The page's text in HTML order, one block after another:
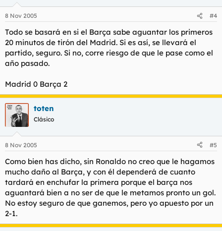
8 Nov 2005 #4
Todo se basará en si el Barça sabe aguantar los primeros
20 minutos de tirón del Madrid. Si es así, se llevará el
partido, seguro. Si no, corre riesgo de que le pase como el
año pasado.
Madrid 0 Barça 2
toten
Clásico
8 Nov 2005 #5
Como bien has dicho, sin Ronaldo no creo que le hagamos
mucho daño al Barça, y con él dependerá de cuanto
tardará en enchufar la primera porque el barça nos
aguantará bien a no ser de que le metamos pronto un gol.
No estoy seguro de que ganemos, pero yo apuesto por un
2-1.